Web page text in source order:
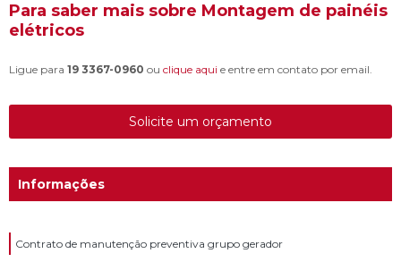
Para saber mais sobre Montagem de painéis
elétricos
Ligue para 19 3367-0960 ou clique aqui e entre em contato por email.
Solicite um orçamento
Informações
Contrato de manutenção preventiva grupo gerador